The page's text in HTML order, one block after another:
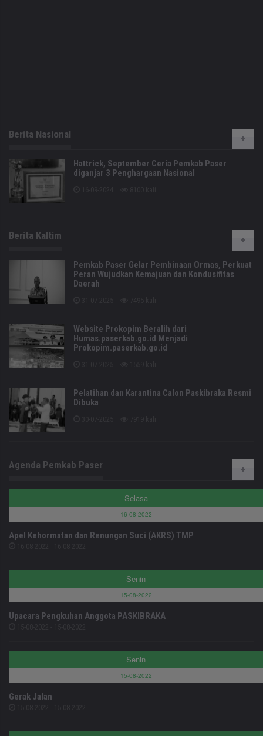
Berita Nasional
Hattrick, September Ceria Pemkab Paser
diganjar 3 Penghargaan Nasional
Berita Kaltim
Pemkab Paser Gelar Pembinaan Ormas, Perkuat
Peran Wujudkan Kemajuan dan Kondusifitas
Daerah
Website Prokopim Beralih dari
Humas.paserkab.go.id Menjadi
Prokopim.paserkab.go.id
Pelatihan dan Karantina Calon Paskibraka Resmi
Dibuka
Agenda Pemkab Paser
Selasa
16-08-2022
Apel Kehormatan dan Renungan Suci (AKRS) TMP
Senin
15-08-2022
Upacara Pengkuhan Anggota PASKIBRAKA
Senin
15-08-2022
Gerak Jalan